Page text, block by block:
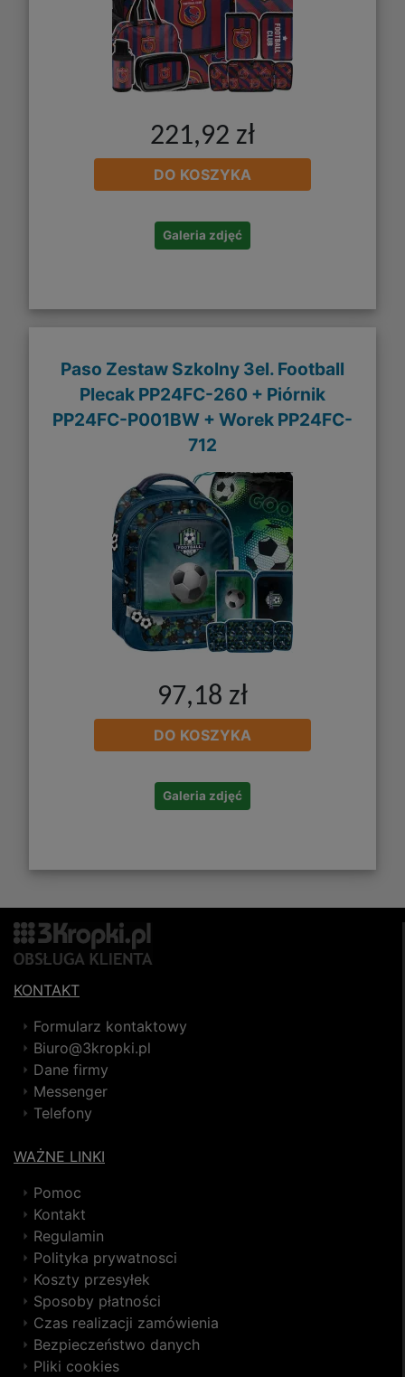
221,92 zł
DO KOSZYKA
Galeria zdjęć
Paso Zestaw Szkolny 3el. Football
Plecak PP24FC-260 + Piórnik
PP24FC-P001BW + Worek PP24FC-
712
97,18 zł
DO KOSZYKA
Galeria zdjęć
KONTAKT
Formularz kontaktowy
Biuro@3kropki.pl
Dane firmy
Messenger
Telefony
WAŻNE LINKI
Pomoc
Kontakt
Regulamin
Polityka prywatnosci
Koszty przesyłek
Sposoby płatności
Czas realizacji zamówienia
Bezpieczeństwo danych
Pliki cookies